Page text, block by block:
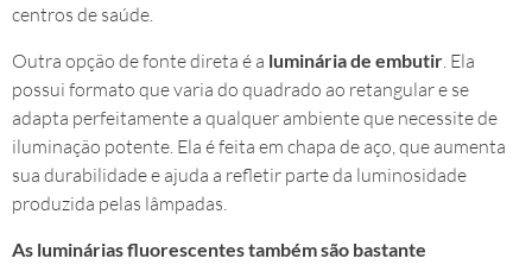
centros de saúde.
Outra opção de fonte direta é a luminária de embutir . Ela
possui formato que varia do quadrado ao retangular e se
adapta perfeitamente a qualquer ambiente que necessite de
iluminação potente. Ela é feita em chapa de aço, que aumenta
sua durabilidade e ajuda a refletir parte da luminosidade
produzida pelas lâmpadas.
As luminárias fluorescentes também são bastante